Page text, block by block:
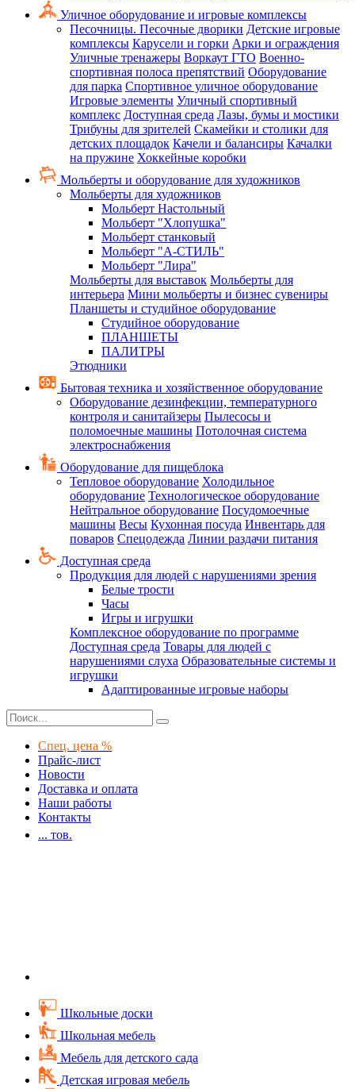
Уличное оборудование и игровые комплексы
Песочницы. Песочные дворики Детские игровые
комплексы Карусели и горки Арки и ограждения
Уличные тренажеры Воркаут ГТО Военно-
спортивная полоса препятствий Оборудование
для парка Спортивное уличное оборудование
Игровые элементы Уличный спортивный
комплекс Доступная среда Лазы, бумы и мостики
Трибуны для зрителей Скамейки и столики для
детских площадок Качели и балансиры Качалки
на пружине Хоккейные коробки
Мольберты и оборудование для художников
Мольберты для художников
Мольберт Настольный
Мольберт "Хлопушка"
Мольберт станковый
Мольберт "А-СТИЛЬ"
Мольберт "Лира"
Мольберты для выставок Мольберты для
интерьера Мини мольберты и бизнес сувениры
Планшеты и студийное оборудование
Студийное оборудование
ПЛАНШЕТЫ
ПАЛИТРЫ
Этюдники
Бытовая техника и хозяйственное оборудование
Оборудование дезинфекции, температурного
контроля и санитайзеры Пылесосы и
поломоечные машины Потолочная система
электроснабжения
Оборудование для пищеблока
Тепловое оборудование Холодильное
оборудование Технологическое оборудование
Нейтральное оборудование Посудомоечные
машины Весы Кухонная посуда Инвентарь для
поваров Спецодежда Линии раздачи питания
Доступная среда
Продукция для людей с нарушениями зрения
Белые трости
Часы
Игры и игрушки
Комплексное оборудование по программе
Доступная среда Товары для людей с
нарушениями слуха Образовательные системы и
игрушки
Адаптированные игровые наборы
Спец. цена %
Прайс-лист
Новости
Доставка и оплата
Наши работы
Контакты
... тов.
Школьные доски
Школьная мебель
Мебель для детского сада
Детская игровая мебель